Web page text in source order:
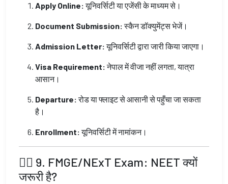
Apply Online:यूनिवर्सिटी या एजेंसी के माध्यम से।
Document Submission:स्कैन डॉक्युमेंट्स भेजें।
Admission Letter:यूनिवर्सिटी द्वारा जारी किया जाएगा।
Visa Requirement:नेपाल में वीजा नहीं लगता, यात्रा
आसान।
Departure:रोड या फ्लाइट से आसानी से पहुँचा जा सकता
है।
Enrollment:यूनिवर्सिटी में नामांकन।
👨‍⚕️ 9. FMGE/NExT Exam: NEET क्यों
जरूरी है?